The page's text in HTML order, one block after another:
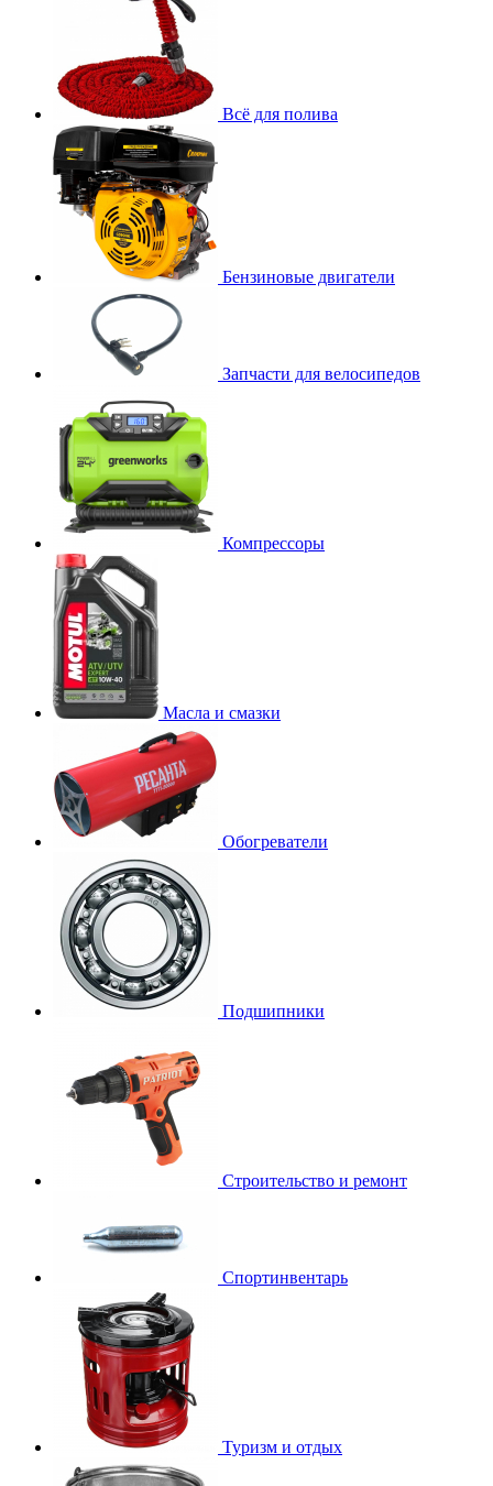
Всё для полива
Бензиновые двигатели
Запчасти для велосипедов
Компрессоры
Масла и смазки
Обогреватели
Подшипники
Строительство и ремонт
Спортинвентарь
Туризм и отдых